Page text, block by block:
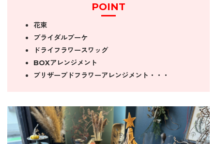
POINT
花束
ブライダルブーケ
ドライフラワースワッグ
BOXアレンジメント
プリザーブドフラワーアレンジメント・・・